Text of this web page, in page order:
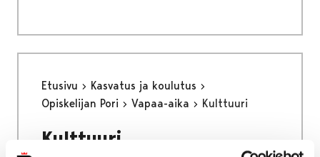
Etusivu
Kasvatus ja koulutus
Opiskelijan Pori
Vapaa-aika Kulttuuri
Kulttuuri